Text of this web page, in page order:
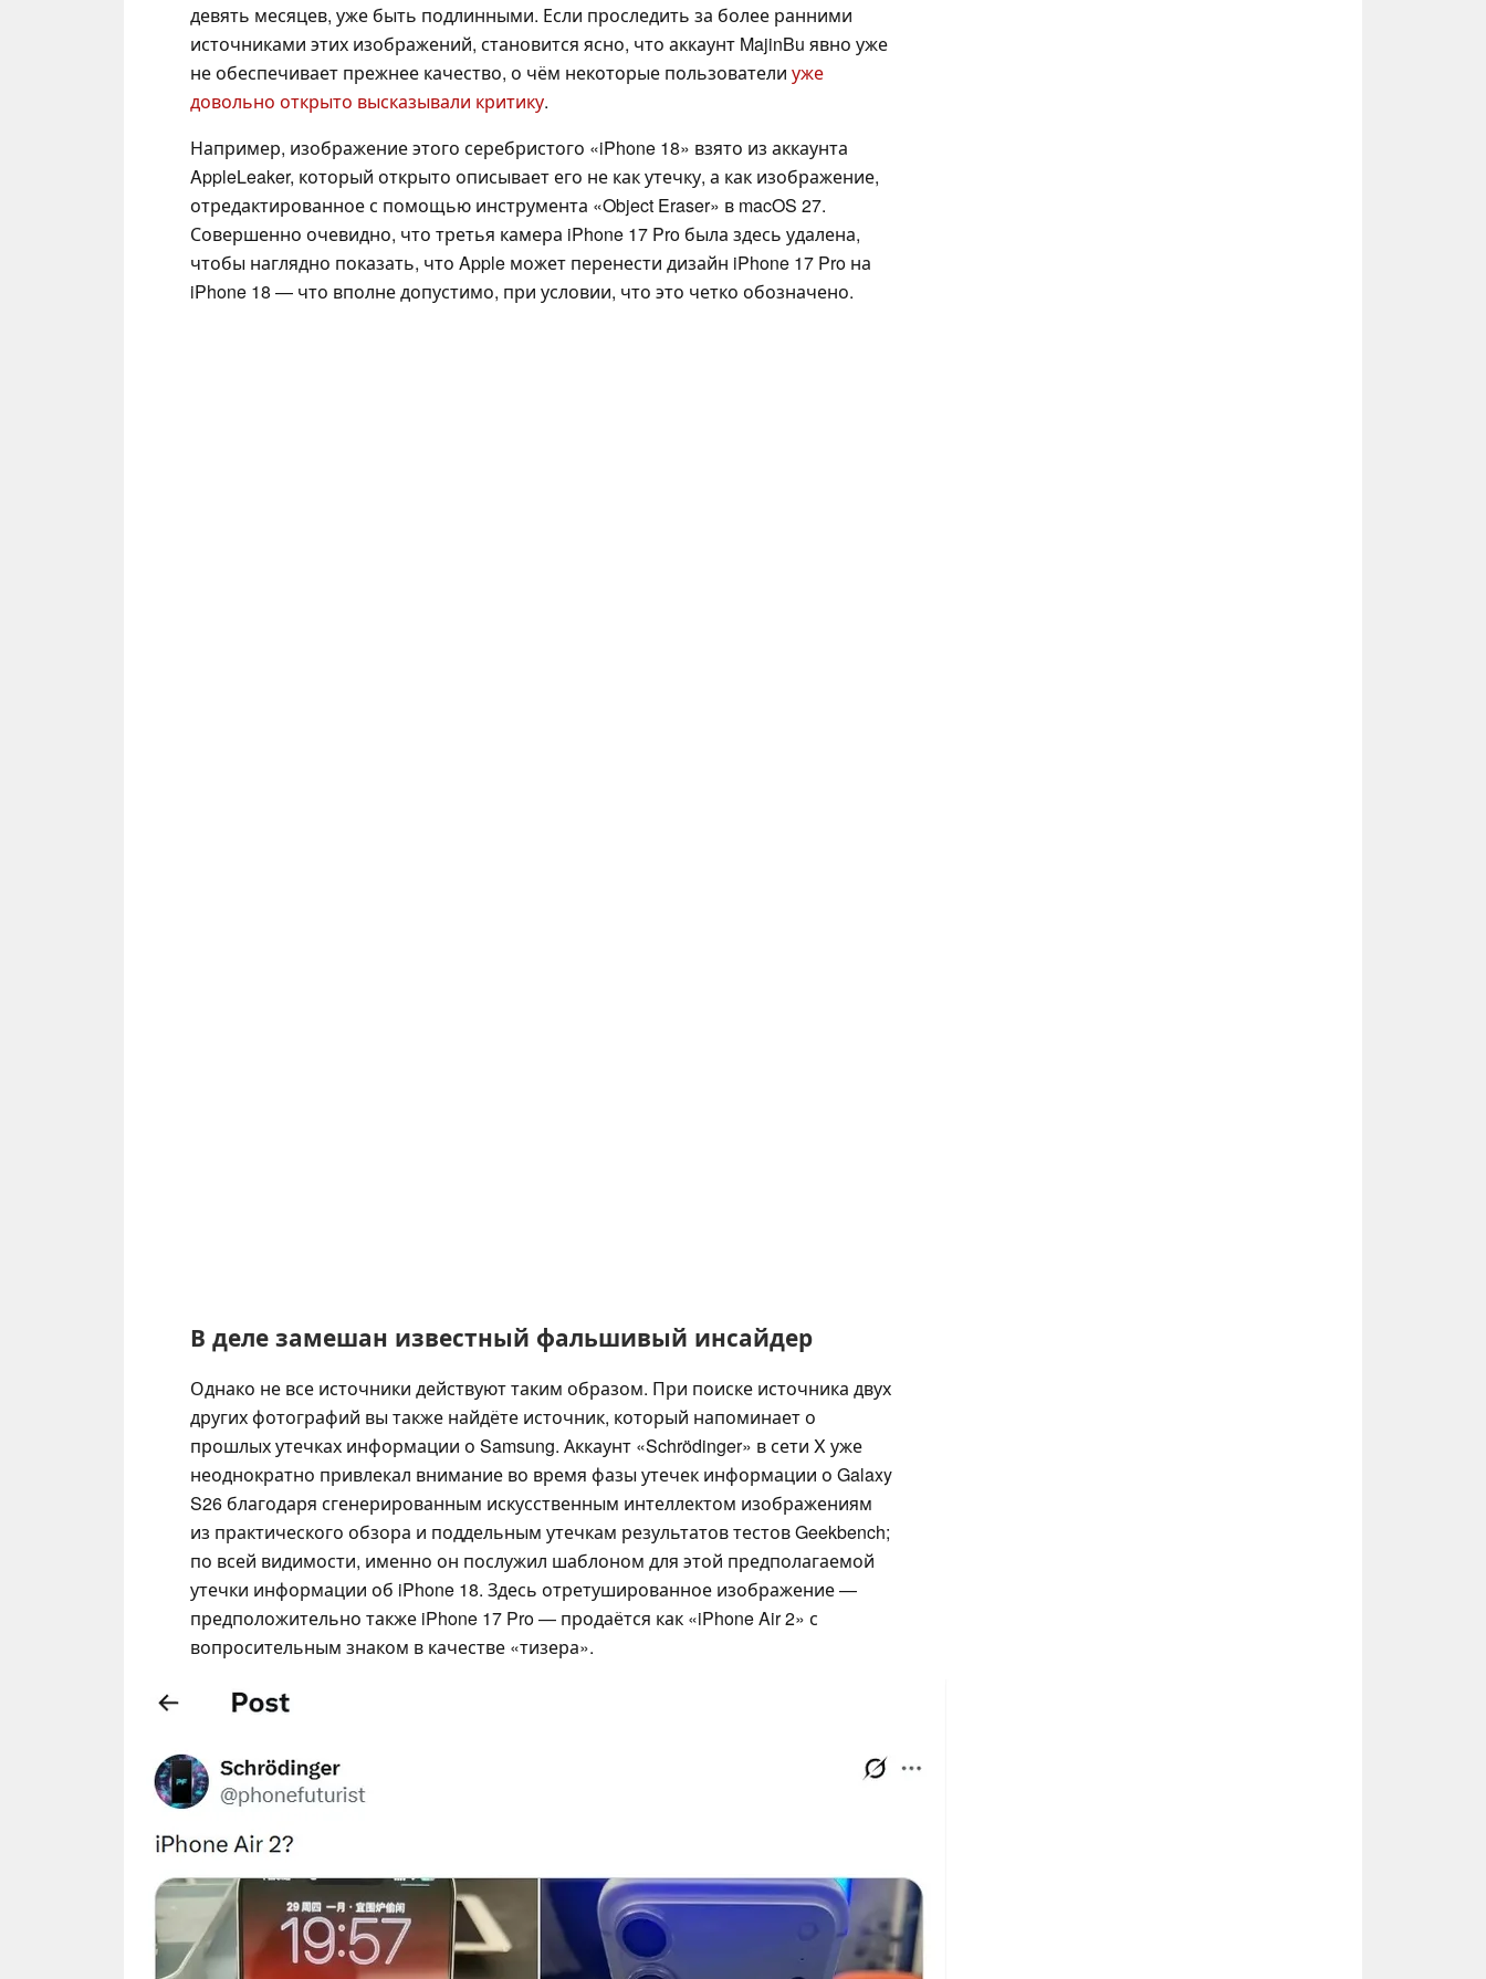
девять месяцев, уже быть подлинными. Если проследить за более ранними
источниками этих изображений, становится ясно, что аккаунт MajinBu явно уже
не обеспечивает прежнее качество, о чём некоторые пользователи уже
довольно открыто высказывали критику.
Например, изображение этого серебристого «iPhone 18» взято из аккаунта
AppleLeaker, который открыто описывает его не как утечку, а как изображение,
отредактированное с помощью инструмента «Object Eraser» в macOS 27.
Совершенно очевидно, что третья камера iPhone 17 Pro была здесь удалена,
чтобы наглядно показать, что Apple может перенести дизайн iPhone 17 Pro на
iPhone 18 — что вполне допустимо, при условии, что это четко обозначено.
В деле замешан известный фальшивый инсайдер
Однако не все источники действуют таким образом. При поиске источника двух
других фотографий вы также найдёте источник, который напоминает о
прошлых утечках информации о Samsung. Аккаунт «Schrödinger» в сети X уже
неоднократно привлекал внимание во время фазы утечек информации о Galaxy
S26 благодаря сгенерированным искусственным интеллектом изображениям
из практического обзора и поддельным утечкам результатов тестов Geekbench;
по всей видимости, именно он послужил шаблоном для этой предполагаемой
утечки информации об iPhone 18. Здесь отретушированное изображение —
предположительно также iPhone 17 Pro — продаётся как «iPhone Air 2» с
вопросительным знаком в качестве «тизера».